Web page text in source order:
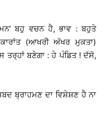
ਬਹੁ ਵਚਨ ਹੈ, ਭਾਵ : ਬਹੁਤੇ
(ਆਖਰੀ ਅੱਖਰ ਮੁਕਤਾ)
ਬਣੇਗਾ : ਹੇ ਪੰਡਿਤ ! ਦੱਸੋ,
ਬ੍ਰਾਹਮਣ ਦਾ ਵਿਸ਼ੇਸ਼ਣ ਹੈ ਨਾ